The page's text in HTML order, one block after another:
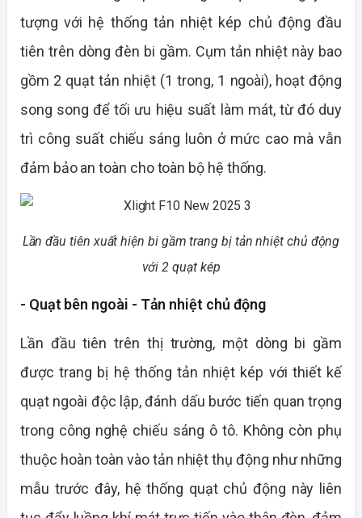
tượng với hệ thống tản nhiệt kép chủ động đầu
tiên trên dòng đèn bi gầm. Cụm tản nhiệt này bao
gồm 2 quạt tản nhiệt (1 trong, 1 ngoài), hoạt động
song song để tối ưu hiệu suất làm mát, từ đó duy
trì công suất chiếu sáng luôn ở mức cao mà vẫn
đảm bảo an toàn cho toàn bộ hệ thống.
Lần đầu tiên xuất hiện bi gầm trang bị tản nhiệt chủ động
với 2 quạt kép
- Quạt bên ngoài - Tản nhiệt chủ động
Lần đầu tiên trên thị trường, một dòng bi gầm
được trang bị hệ thống tản nhiệt kép với thiết kế
quạt ngoài độc lập, đánh dấu bước tiến quan trọng
trong công nghệ chiếu sáng ô tô. Không còn phụ
thuộc hoàn toàn vào tản nhiệt thụ động như những
mẫu trước đây, hệ thống quạt chủ động này liên